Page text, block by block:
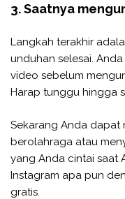
3. Saatnya
Langkah terakhir
unduhan selesai.
video sebelum
Harap tunggu hingga
Sekarang Anda dapat
berolahraga atau
yang Anda cintai saat
Instagram apa pun
gratis.